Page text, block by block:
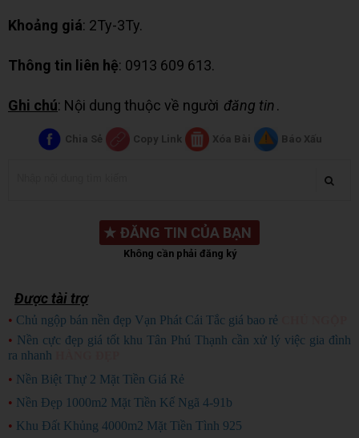
Khoảng giá: 2Ty-3Ty.
Thông tin liên hệ: 0913 609 613.
Ghi chú: Nội dung thuộc về người đăng tin.
Chia Sẻ Copy Link Xóa Bài Báo Xấu
★ ĐĂNG TIN CỦA BẠN
Không cần phải đăng ký
Được tài trợ
• Chủ ngộp bán nền đẹp Vạn Phát Cái Tắc giá bao rẻ
• Nền cực đẹp giá tốt khu Tân Phú Thạnh cần xử lý việc gia đình
ra nhanh
• Nền Biệt Thự 2 Mặt Tiền Giá Rẻ
• Nền Đẹp 1000m2 Mặt Tiền Kế Ngã 4-91b
• Khu Đất Khủng 4000m2 Mặt Tiền Tình 925